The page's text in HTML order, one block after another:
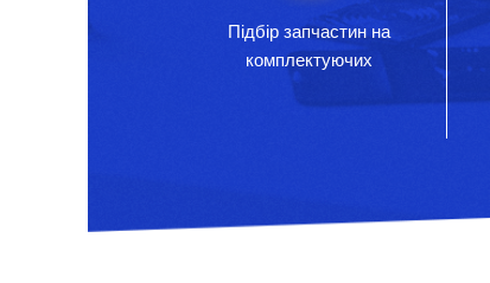
Підбір запчастин на
комплектуючих